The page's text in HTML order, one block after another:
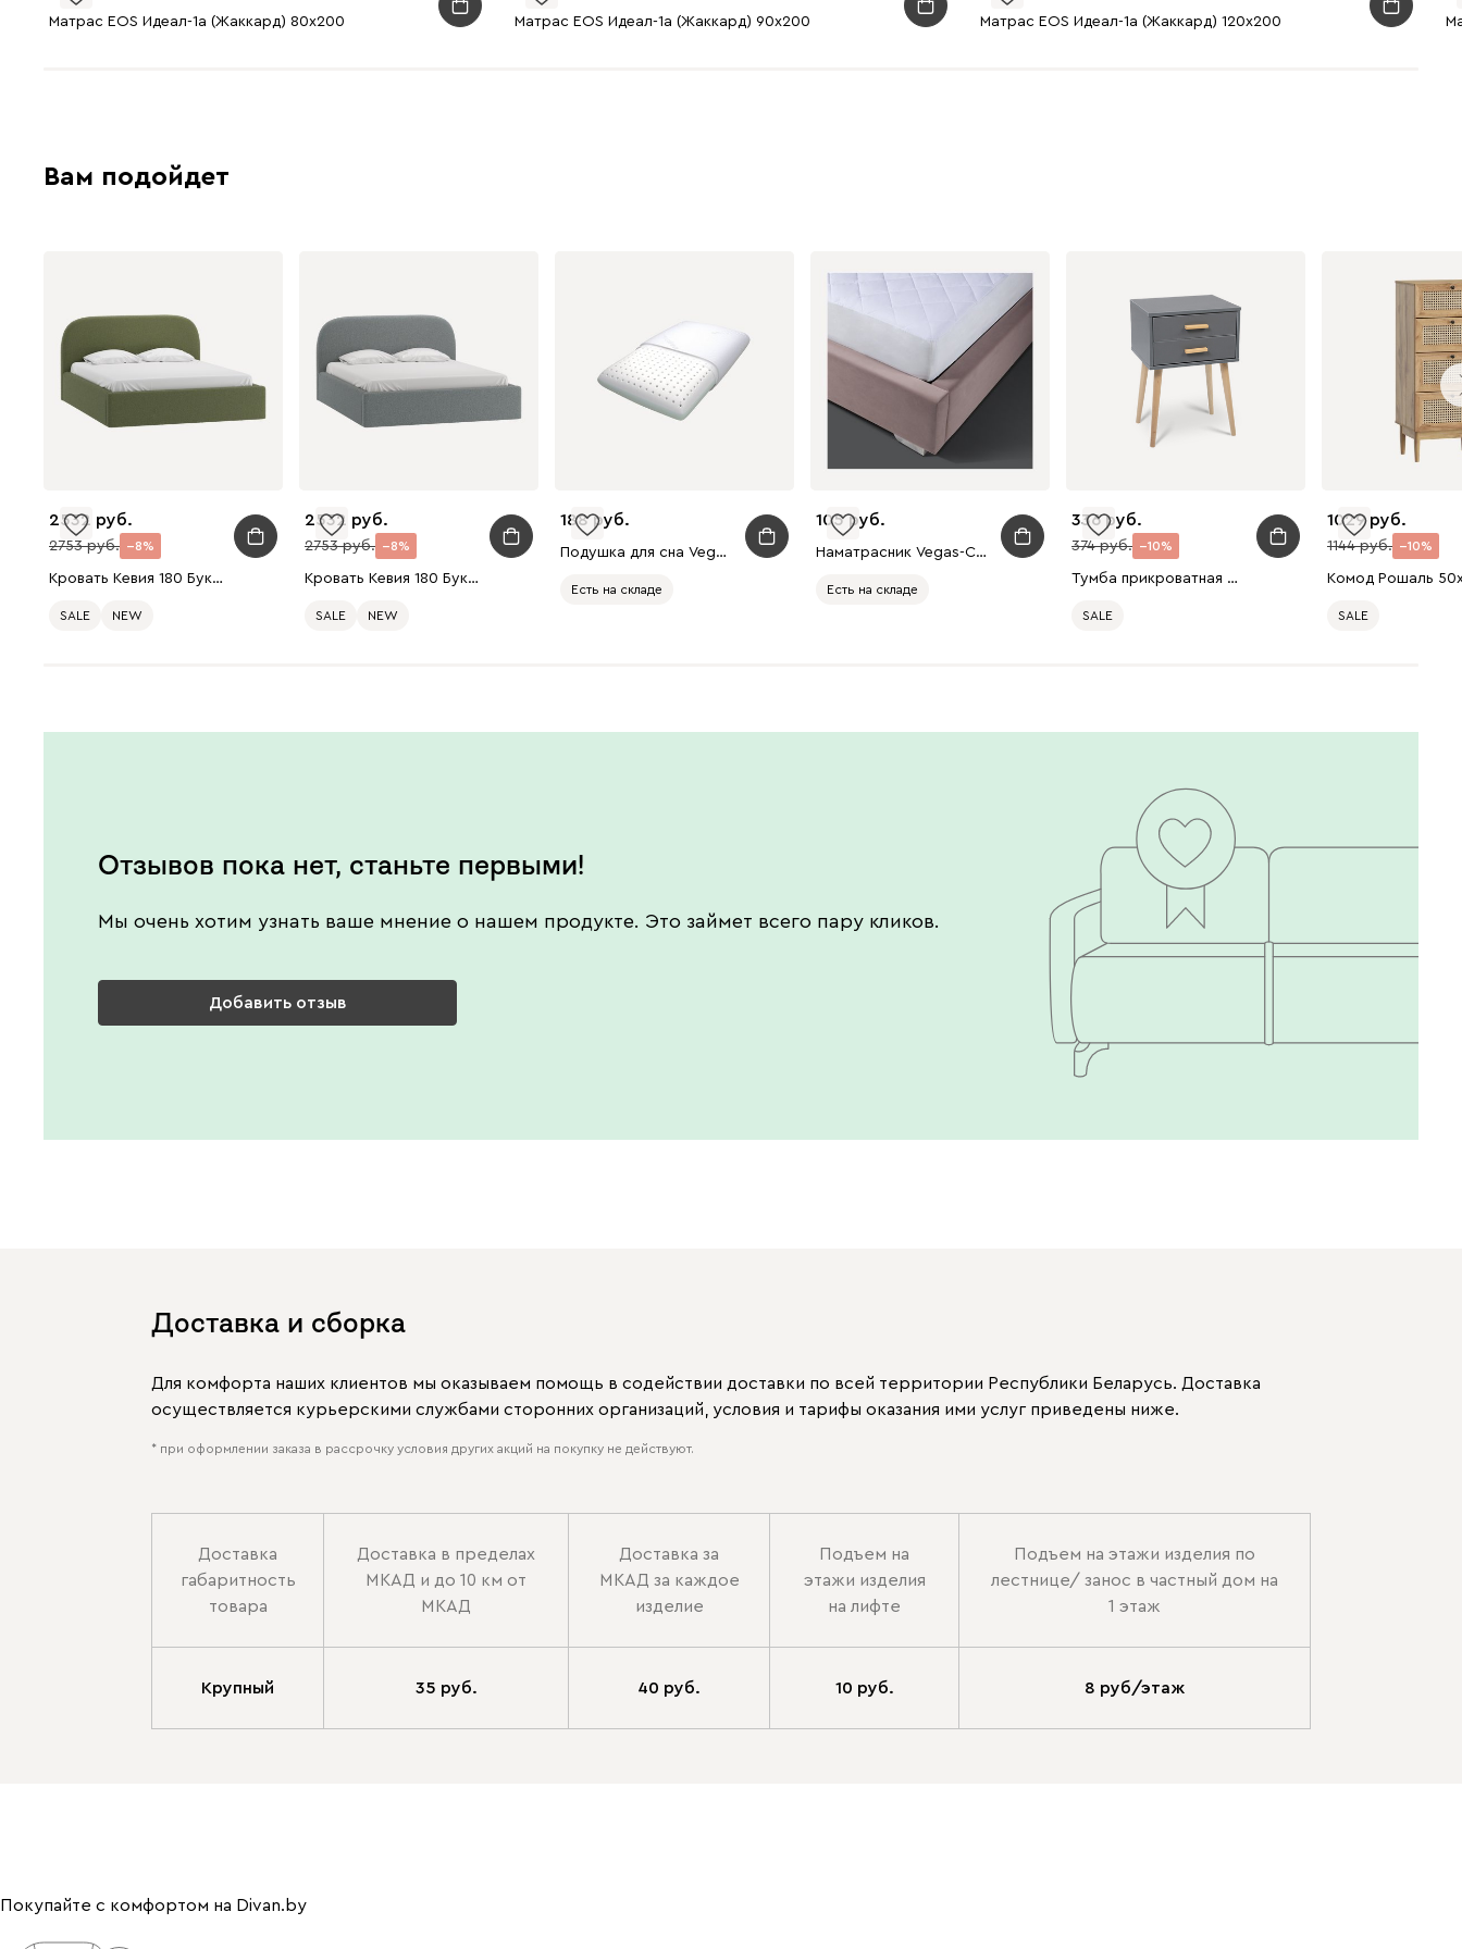
Матрас EOS Идеал-1а (Жаккард) 80x200 Матрас EOS Идеал-1а (Жаккард) 90x200 Матрас EOS Идеал-1а (Жаккард) 120x200
Вам подойдет
2532
2753 8
Кровать Кевия 180 Букле Зеленый
SALE NEW
2532
2753 8
Кровать Кевия 180 Букле Серый
SALE NEW
188
Подушка для сна Vegas 14
Есть на складе
105
Наматрасник Vegas-Cotton-S1 180x200
Есть на складе
336
374 10
Тумба прикроватная Ивейн 3-42x62 Графитовый
SALE
1029
1144 10
SALE
Отзывов пока нет, станьте первыми!
Мы очень хотим узнать ваше мнение о нашем продукте. Это займет всего пару кликов.
Добавить отзыв
Доставка и сборка
Для комфорта наших клиентов мы оказываем помощь в содействии доставки по всей территории Республики Беларусь. Доставка
осуществляется курьерскими службами сторонних организаций, условия и тарифы оказания ими услуг приведены ниже.
* при оформлении заказа в рассрочку условия других акций на покупку не действуют.
Доставка
габаритность
товара
Доставка в пределах
МКАД и до 10 км от
МКАД
Доставка за
МКАД за каждое
изделие
Подъем на
этажи изделия
на лифте
Подъем на этажи изделия по
лестнице/ занос в частный дом на
1 этаж
Крупный 35 руб. 40 руб. 10 руб. 8 руб/этаж
Покупайте с комфортом на Divan.by